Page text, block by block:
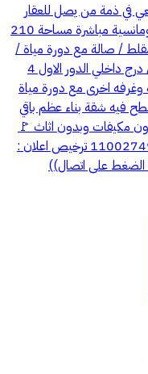
في ذمة من يصل للعقار
عن طريقنا فيلا حي العوالي خلف مطاعم الرومانسية مباشرة مساحة 210
/ صالة مع دورة مياة /
مطبخ / مدخل سيارة / غرفة سواق خارجية/ درج داخلي الدور الاول 4
اخرى مع دورة مياة
فيه شقة بناء عظم باقي
مكيفات وبدون اثاث 🚩
السعر : 1.250.000 ريال رخصة فال : 1100274914 ترخيص اعلان :